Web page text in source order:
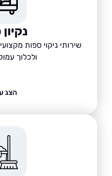
נקיון ספות
שירותי ניקוי ספות מקצועיים
ולכלוך עמוק מבד